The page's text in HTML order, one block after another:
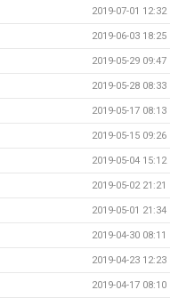
2019-07-01 12:32
2019-06-03 18:25
2019-05-29 09:47
2019-05-28 08:33
2019-05-17 08:13
2019-05-15 09:26
2019-05-04 15:12
2019-05-02 21:21
2019-05-01 21:34
2019-04-30 08:11
2019-04-23 12:23
2019-04-17 08:10